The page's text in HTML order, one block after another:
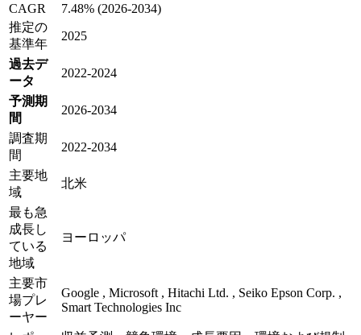
CAGR
7.48% (2026-2034)
推定の
基準年
2025
過去デ
ータ
2022-2024
予測期
間
2026-2034
調査期
間
2022-2034
主要地
域
北米
最も急
成長し
ている
地域
ヨーロッパ
主要市
場プレ
ーヤー
Google , Microsoft , Hitachi Ltd. , Seiko Epson Corp. ,
Smart Technologies Inc